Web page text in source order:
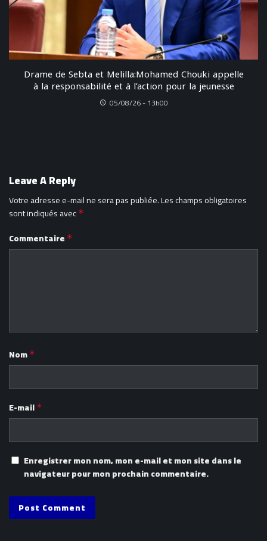
Drame de Sebta et Melilla:Mohamed Chouki appelle
à la responsabilité et à l’action pour la jeunesse
05/08/26 - 13h00
Leave A Reply
Votre adresse e-mail ne sera pas publiée.Les champs obligatoires
sont indiqués avec *
Commentaire *
Nom *
E-mail *
Enregistrer mon nom, mon e-mail et mon site dans le
navigateur pour mon prochain commentaire.